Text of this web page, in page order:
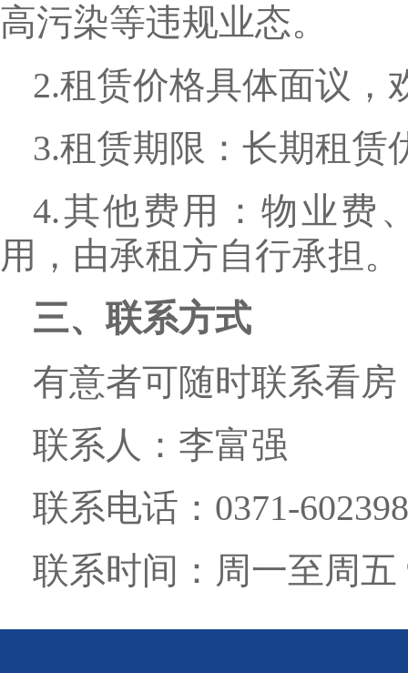
高污染等违规业态。
2.租赁价格具体面议，
3.租赁期限：长期租赁
4.其他费用：物业费
用，由承租方自行承担。
三、联系方式
有意者可随时联系看
联系人：李富强
联系电话：0371-
联系时间：周一至周